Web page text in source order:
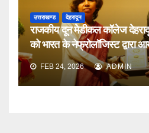
उत्तराखण्ड देहरादून
राजकीय दून मेडीकल कॉलेज
को भारत के नेफ्रोलॉजिस्ट द्वारा
FEB 24, 2026 ADMIN